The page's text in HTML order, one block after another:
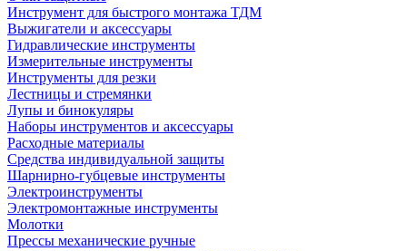
Инструмент для быстрого монтажа ТДМ
Выжигатели и аксессуары
Гидравлические инструменты
Измерительные инструменты
Инструменты для резки
Лестницы и стремянки
Лупы и бинокуляры
Наборы инструментов и аксессуары
Расходные материалы
Средства индивидуальной защиты
Шарнирно-губцевые инструменты
Электроинструменты
Электромонтажные инструменты
Молотки
Прессы механические ручные